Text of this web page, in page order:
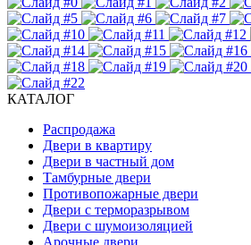
КАТАЛОГ
Распродажа
Двери в квартиру
Двери в частный дом
Тамбурные двери
Противопожарные двери
Двери с терморазрывом
Двери с шумоизоляцией
Арочные двери